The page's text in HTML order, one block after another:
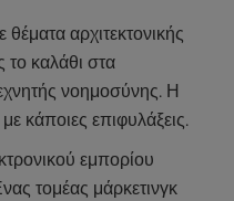
αρχιτεκτονικής
το καλάθι στα
νοημοσύνης. Η
κάποιες επιφυλάξεις.
εμπορίου
τομέας μάρκετινγκ